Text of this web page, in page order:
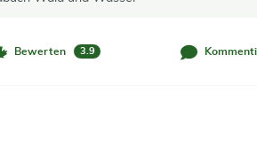
Bewerten 3.9